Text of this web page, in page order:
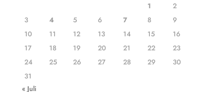
1
2
3
4 5 6 7 8
9
10
11 12 13 14 15
16
17
18 19 20 21 22
23
24
25 26 27 28 29
30
31
« Juli